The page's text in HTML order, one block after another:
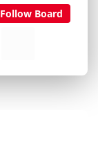
Follow Board